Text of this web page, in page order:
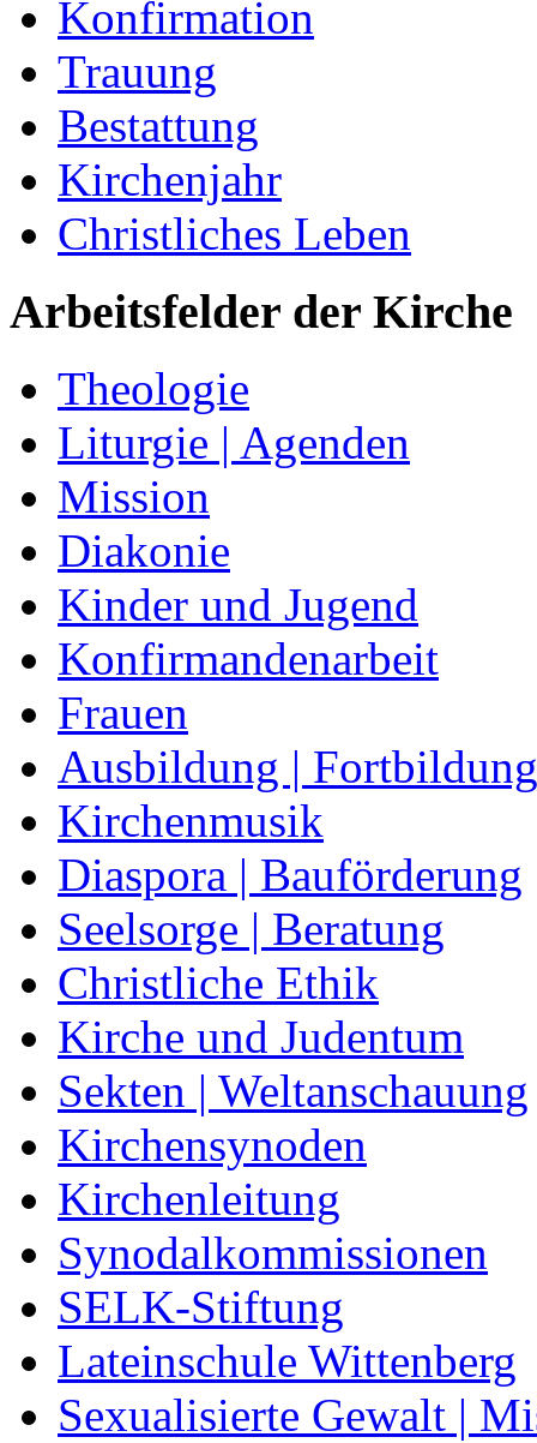
Konfirmation
Trauung
Bestattung
Kirchenjahr
Christliches Leben
Arbeitsfelder der Kirche
Theologie
Liturgie | Agenden
Mission
Diakonie
Kinder und Jugend
Konfirmandenarbeit
Frauen
Ausbildung | Fortbildung
Kirchenmusik
Diaspora | Bauförderung
Seelsorge | Beratung
Christliche Ethik
Kirche und Judentum
Sekten | Weltanschauung
Kirchensynoden
Kirchenleitung
Synodalkommissionen
SELK-Stiftung
Lateinschule Wittenberg
Sexualisierte Gewalt |